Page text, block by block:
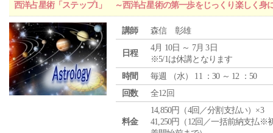
西洋占星術「ステップ1」 ～西洋占星術の第一歩をじっくり楽しく身
講師 森信 彰雄
日程
4月 10日 ～ 7月 3日
※5/1は休講となります
時間
毎週 （水） 11 ：30 ～ 12 ：50
回数
全12回
料金
14,850円（4回／分割支払い）×3
41,250円（12回／一括前納支払※